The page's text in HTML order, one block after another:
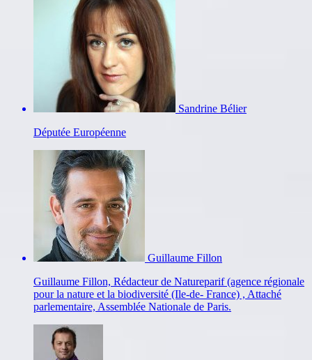
Sandrine Bélier
Députée Européenne
Guillaume Fillon
Guillaume Fillon, Rédacteur de Natureparif (agence régionale
pour la nature et la biodiversité (Ile-de- France) , Attaché
parlementaire, Assemblée Nationale de Paris.